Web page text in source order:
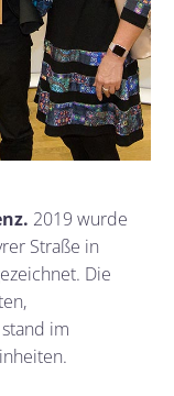
2019 wurde
Straße in
Die
im